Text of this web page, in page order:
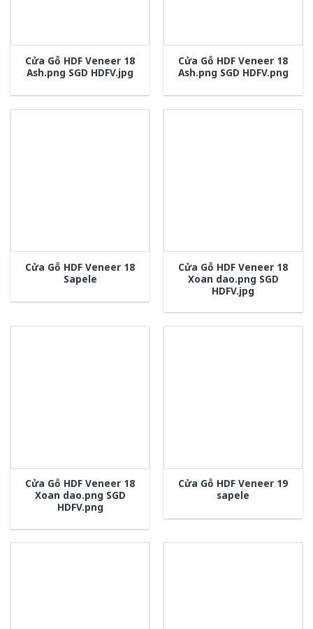
Cửa Gỗ HDF Veneer 18
Ash.png SGD HDFV.jpg
Cửa Gỗ HDF Veneer 18
Ash.png SGD HDFV.png
Cửa Gỗ HDF Veneer 18
Sapele
Cửa Gỗ HDF Veneer 18
Xoan dao.png SGD
HDFV.jpg
Cửa Gỗ HDF Veneer 18
Xoan dao.png SGD
HDFV.png
Cửa Gỗ HDF Veneer 19
sapele